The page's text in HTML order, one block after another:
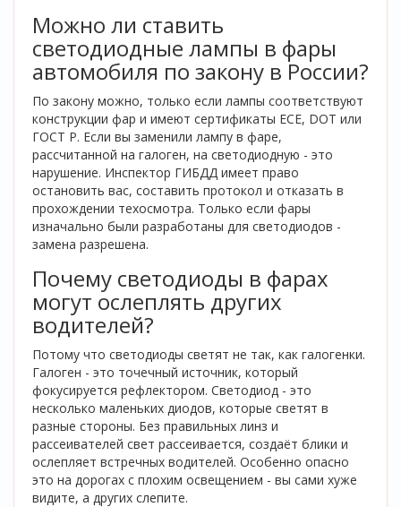
Можно ли ставить
светодиодные лампы в фары
автомобиля по закону в России?
По закону можно, только если лампы соответствуют
конструкции фар и имеют сертификаты ECE, DOT или
ГОСТ Р. Если вы заменили лампу в фаре,
рассчитанной на галоген, на светодиодную - это
нарушение. Инспектор ГИБДД имеет право
остановить вас, составить протокол и отказать в
прохождении техосмотра. Только если фары
изначально были разработаны для светодиодов -
замена разрешена.
Почему светодиоды в фарах
могут ослеплять других
водителей?
Потому что светодиоды светят не так, как галогенки.
Галоген - это точечный источник, который
фокусируется рефлектором. Светодиод - это
несколько маленьких диодов, которые светят в
разные стороны. Без правильных линз и
рассеивателей свет рассеивается, создаёт блики и
ослепляет встречных водителей. Особенно опасно
это на дорогах с плохим освещением - вы сами хуже
видите, а других слепите.